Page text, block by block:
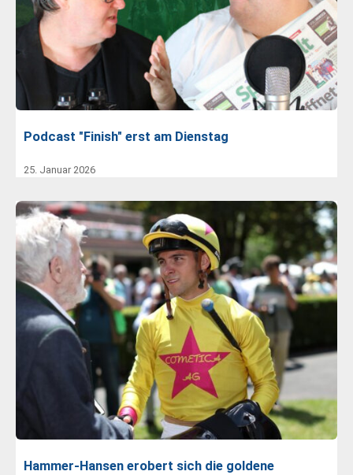
Podcast "Finish" erst am Dienstag
25. Januar 2026
Hammer-Hansen erobert sich die goldene